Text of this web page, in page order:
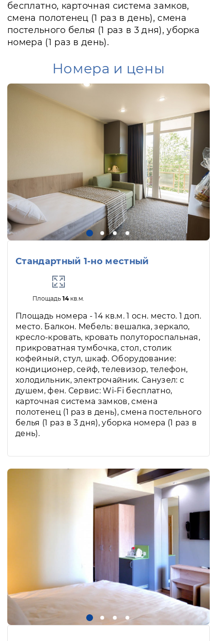
бесплатно, карточная система замков,
смена полотенец (1 раз в день), смена
постельного белья (1 раз в 3 дня), уборка
номера (1 раз в день).
Номера и цены
Стандартный 1-но местный
Площадь14кв.м.
Площадь номера - 14 кв.м. 1 осн. место. 1 доп.
место. Балкон. Мебель: вешалка, зеркало,
кресло-кровать, кровать полутороспальная,
прикроватная тумбочка, стол, столик
кофейный, стул, шкаф. Оборудование:
кондиционер, сейф, телевизор, телефон,
холодильник, электрочайник. Санузел: с
душем, фен. Сервис: Wi-Fi бесплатно,
карточная система замков, смена
полотенец (1 раз в день), смена постельного
белья (1 раз в 3 дня), уборка номера (1 раз в
день).